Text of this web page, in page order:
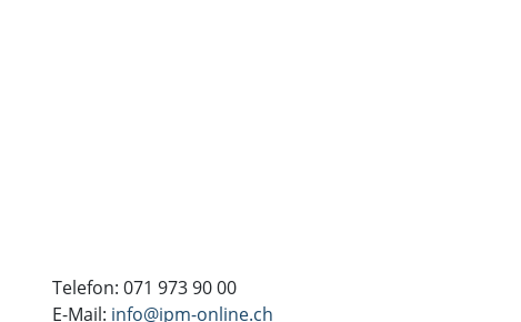
Telefon: 071 973 90 00
E-Mail: info@ipm-online.ch